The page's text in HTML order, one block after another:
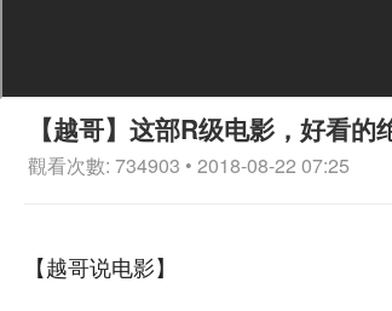
【越哥】这部R级电影，好看
觀看次數: 734903 • 2018-08-22 07:25
【越哥说电影】